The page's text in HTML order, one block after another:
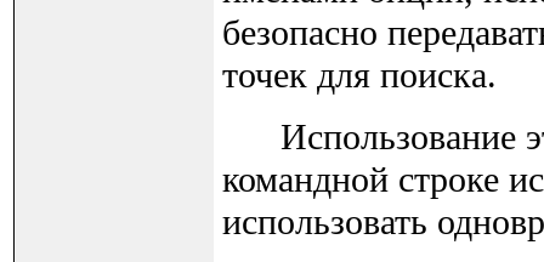
безопасно
точек для поиска.
Использование
командной строке
использовать